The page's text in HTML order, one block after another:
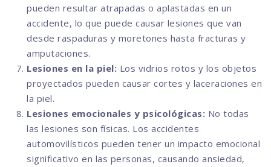
pueden resultar atrapadas o aplastadas en un
accidente, lo que puede causar lesiones que van
desde raspaduras y moretones hasta fracturas y
amputaciones.
Lesiones en la piel: Los vidrios rotos y los objetos
proyectados pueden causar cortes y laceraciones en
la piel.
Lesiones emocionales y psicológicas: No todas
las lesiones son físicas. Los accidentes
automovilísticos pueden tener un impacto emocional
significativo en las personas, causando ansiedad,